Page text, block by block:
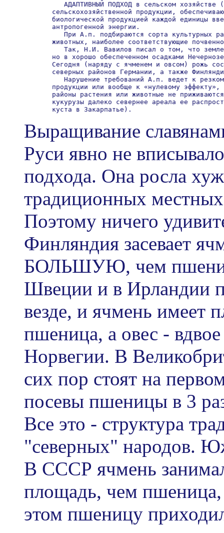
АДАПТИВНЫЙ ПОДХОД в сельском хозяйстве
сельскохозяйственной продукции,
биологической продукцией каждой единицы
       антропогенной энергии.
При А.п. подбираются сорта культурных
животных, наиболее соответствующие
Так, Н.И. Вавилов писал о том, что
но в хорошо обеспеченном осадками
Сегодня (наряду с ячменем и овсом) рожь
северных районов Германии, а также
Нарушение требований А.п. ведет к
продукции или вообще к «нулевому
районы растения или животные не
кукурузы далеко севернее ареала ее
Выращивание
Руси явно не
подхода. Она росла
традиционных местных
Поэтому ничего
Финляндия засевает
БОЛЬШУЮ, чем
Швеции и в Ирландии
везде, и ячмень имеет
пшеница, а овес -
Норвегии. В
сих пор стоят на
посевы пшеницы в 3
Все это - структура
"северных" народов.
В СССР ячмень
площадь, чем
этом пшеницу